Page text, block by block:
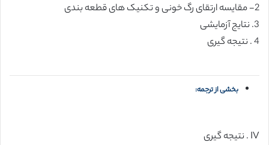
2- مقایسه ارتقای رگ خونی و تکنیک های قطعه بندی
3. نتایج آزمایشی
4 . نتیجه گیری
بخشی از ترجمه:
IV . نتیجه گیری